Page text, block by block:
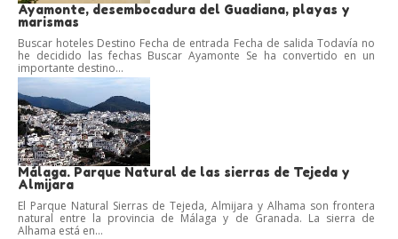
Ayamonte, desembocadura del Guadiana, playas y
marismas
Buscar hoteles Destino Fecha de entrada Fecha de salida Todavía no
he decidido las fechas Buscar Ayamonte Se ha convertido en un
importante destino...
Málaga. Parque Natural de las sierras de Tejeda y
Almijara
El Parque Natural Sierras de Tejeda, Almijara y Alhama son frontera
natural entre la provincia de Málaga y de Granada. La sierra de
Alhama está en...